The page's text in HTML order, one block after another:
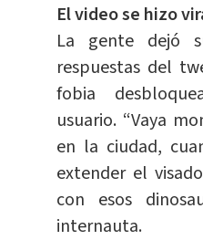
El video se hizo
La gente dejó
respuestas del
fobia
usuario. “Vaya
en la ciudad,
extender el
con esos
internauta.